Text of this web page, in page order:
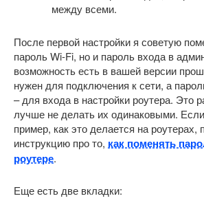
между всеми.
После первой настройки я советую
пароль Wi-Fi, но и пароль входа в
возможность есть в вашей версии
нужен для подключения к сети, а
– для входа в настройки роутера. Это
лучше не делать их одинаковыми.
пример, как это делается на роутерах,
инструкцию про то, как поменять
роутере.
Еще есть две вкладки: